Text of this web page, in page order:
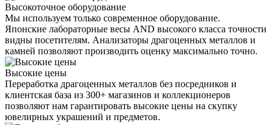
Высокоточное оборудование
Мы используем только современное оборудование.
Японские лабораторные весы AND высокого класса точности
видны посетителям. Анализаторы драгоценных металлов и
камней позволяют производить оценку максимально точно.
Высокие цены
Переработка драгоценных металлов без посредников и
клиентская база из 300+ магазинов и коллекционеров
позволяют нам гарантировать высокие цены на скупку
ювелирных украшений и предметов.